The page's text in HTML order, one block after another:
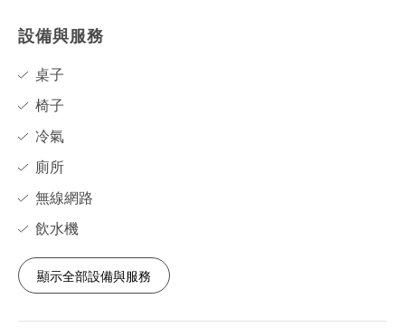
設備與服務
桌子
椅子
冷氣
廁所
無線網路
飲水機
顯示全部設備與服務